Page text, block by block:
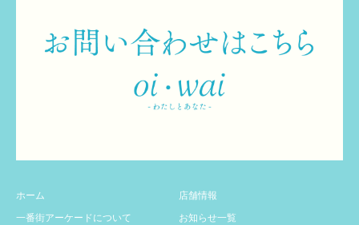
ホーム
一番街アーケードについて
店舗情報
お知らせ一覧